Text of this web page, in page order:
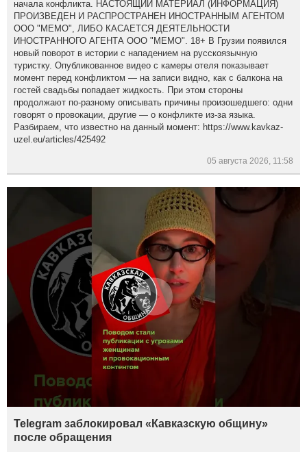
начала конфликта. НАСТОЯЩИЙ МАТЕРИАЛ (ИНФОРМАЦИЯ)
ПРОИЗВЕДЕН И РАСПРОСТРАНЕН ИНОСТРАННЫМ АГЕНТОМ
ООО "МЕМО", ЛИБО КАСАЕТСЯ ДЕЯТЕЛЬНОСТИ
ИНОСТРАННОГО АГЕНТА ООО "МЕМО". 18+ В Грузии появился
новый поворот в истории с нападением на русскоязычную
туристку. Опубликованное видео с камеры отеля показывает
момент перед конфликтом — на записи видно, как с балкона на
гостей свадьбы попадает жидкость. При этом стороны
продолжают по-разному описывать причины произошедшего: одни
говорят о провокации, другие — о конфликте из-за языка.
Разбираем, что известно на данный момент: https://www.kavkaz-
uzel.eu/articles/425492
05 августа 2026, 11:58
Telegram заблокировал «Кавказскую общину»
после обращения